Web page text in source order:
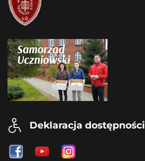
Deklaracja dostępności